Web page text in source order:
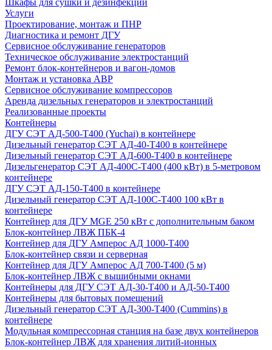
Шкафы для сушки и дезинфекции
Услуги
Проектирование, монтаж и ПНР
Диагностика и ремонт ДГУ
Сервисное обслуживание генераторов
Техническое обслуживание электростанций
Ремонт блок-контейнеров и вагон-домов
Монтаж и установка АВР
Сервисное обслуживание компрессоров
Аренда дизельных генераторов и электростанций
Реализованные проекты
Контейнеры
ДГУ СЭТ АД-500-Т400 (Yuchai) в контейнере
Дизельный генератор СЭТ АД-40-Т400 в контейнере
Дизельный генератор СЭТ АД-600-Т400 в контейнере
Дизельгенератор СЭТ АД-400С-Т400 (400 кВт) в 5-метровом
контейнере
ДГУ СЭТ АД-150-Т400 в контейнере
Дизельный генератор СЭТ АД-100С-Т400 100 кВт в
контейнере
Контейнер для ДГУ MGE 250 кВт с дополнительным баком
Блок-контейнер ЛВЖ ПБК-4
Контейнер для ДГУ Амперос АД 1000-Т400
Блок-контейнер связи и серверная
Контейнер для ДГУ Амперос АД 700-Т400 (5 м)
Блок-контейнер ЛВЖ с вышибными окнами
Контейнеры для ДГУ СЭТ АД-30-Т400 и АД-50-Т400
Контейнеры для бытовых помещений
Дизельный генератор СЭТ АД-300-Т400 (Cummins) в
контейнере
Модульная компрессорная станция на базе двух контейнеров
Блок-контейнер ЛВЖ для хранения литий-ионных